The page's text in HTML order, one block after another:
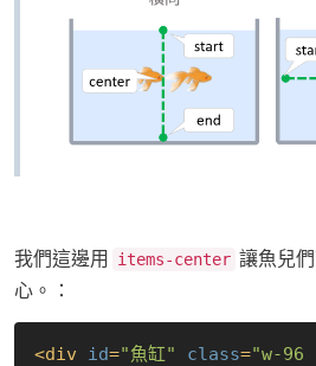
我們這邊用 items-center 讓魚兒
心。：
<div id="魚缸" class="w-